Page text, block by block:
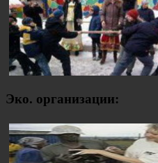
Эко. организации: